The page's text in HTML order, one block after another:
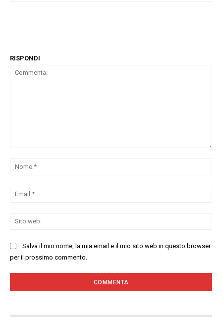
RISPONDI
Salva il mio nome, la mia email e il mio sito web in questo browser
per il prossimo commento.